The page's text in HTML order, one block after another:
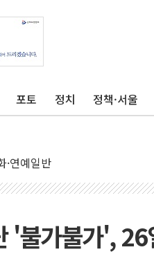
포토 정치 정책·서울
·연예일반
'불가불가',